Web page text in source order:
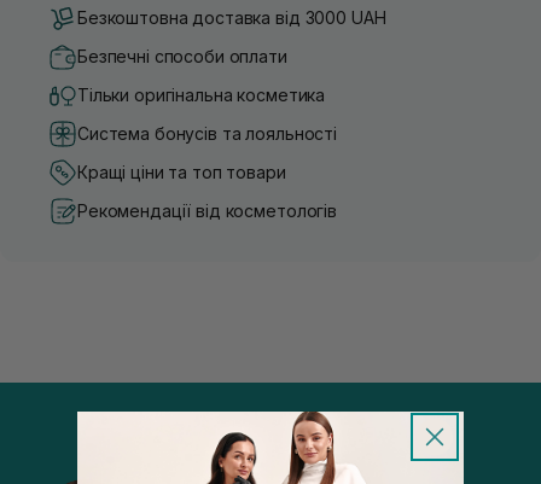
Безкоштовна доставка від 3000 UAH
Безпечні способи оплати
Тільки оригінальна косметика
Система бонусів та лояльності
Кращі ціни та топ товари
Рекомендації від косметологів